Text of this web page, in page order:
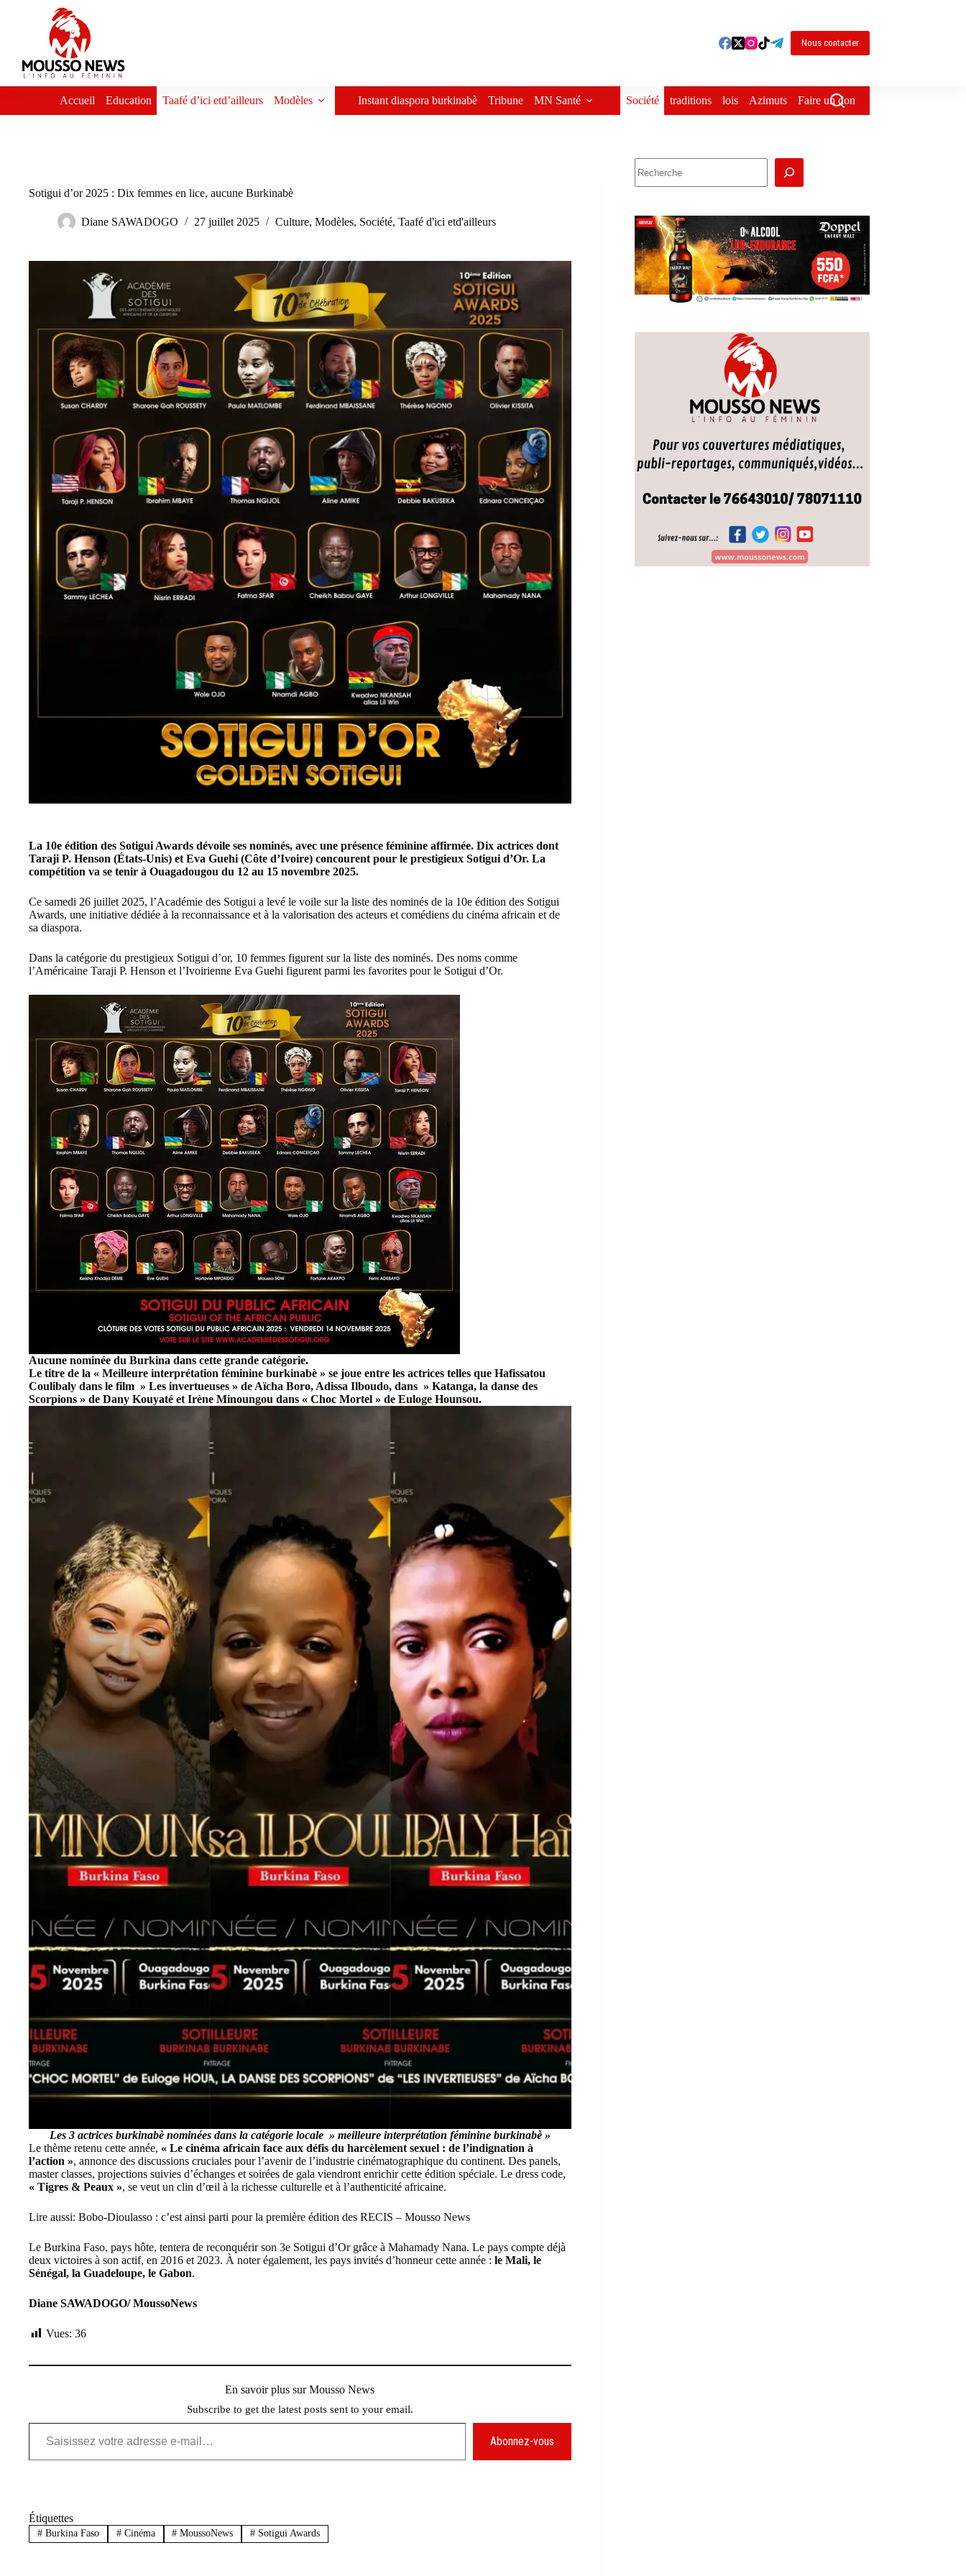
Nous contacter
Accueil Education Taafé d’ici etd’ailleurs Modèles Instant diaspora burkinabè Tribune MN Santé Société traditions lois Azimuts Faire un don
Sotigui d’or 2025 : Dix femmes en lice, aucune Burkinabè
Diane SAWADOGO 27 juillet 2025 Culture, Modèles, Société, Taafé d'ici etd'ailleurs
La 10e édition des Sotigui Awards dévoile ses nominés, avec une présence féminine affirmée. Dix actrices dont
Taraji P. Henson (États-Unis) et Eva Guehi (Côte d’Ivoire) concourent pour le prestigieux Sotigui d’Or. La
compétition va se tenir à Ouagadougou du 12 au 15 novembre 2025.
Ce samedi 26 juillet 2025, l’Académie des Sotigui a levé le voile sur la liste des nominés de la 10e édition des Sotigui
Awards, une initiative dédiée à la reconnaissance et à la valorisation des acteurs et comédiens du cinéma africain et de
sa diaspora.
Dans la catégorie du prestigieux Sotigui d’or, 10 femmes figurent sur la liste des nominés. Des noms comme
l’Américaine Taraji P. Henson et l’Ivoirienne Eva Guehi figurent parmi les favorites pour le Sotigui d’Or.
Aucune nominée du Burkina dans cette grande catégorie.
Le titre de la « Meilleure interprétation féminine burkinabè » se joue entre les actrices telles que Hafissatou
Coulibaly dans le film » Les invertueuses » de Aïcha Boro, Adissa Ilboudo, dans » Katanga, la danse des
Scorpions » de Dany Kouyaté et Irène Minoungou dans « Choc Mortel » de Euloge Hounsou.
Les 3 actrices burkinabè nominées dans la catégorie locale » meilleure interprétation féminine burkinabè »
Le thème retenu cette année, « Le cinéma africain face aux défis du harcèlement sexuel : de l’indignation à
l’action », annonce des discussions cruciales pour l’avenir de l’industrie cinématographique du continent. Des panels,
master classes, projections suivies d’échanges et soirées de gala viendront enrichir cette édition spéciale. Le dress code,
« Tigres & Peaux », se veut un clin d’œil à la richesse culturelle et à l’authenticité africaine.
Lire aussi: Bobo-Dioulasso : c’est ainsi parti pour la première édition des RECIS – Mousso News
Le Burkina Faso, pays hôte, tentera de reconquérir son 3e Sotigui d’Or grâce à Mahamady Nana. Le pays compte déjà
deux victoires à son actif, en 2016 et 2023. À noter également, les pays invités d’honneur cette année : le Mali, le
Sénégal, la Guadeloupe, le Gabon.
Diane SAWADOGO/ MoussoNews
Vues: 36
En savoir plus sur Mousso News
Subscribe to get the latest posts sent to your email.
Saisissez votre adresse e-mail…
Abonnez-vous
Étiquettes
#Burkina Faso #Cinéma # MoussoNews # Sotigui Awards